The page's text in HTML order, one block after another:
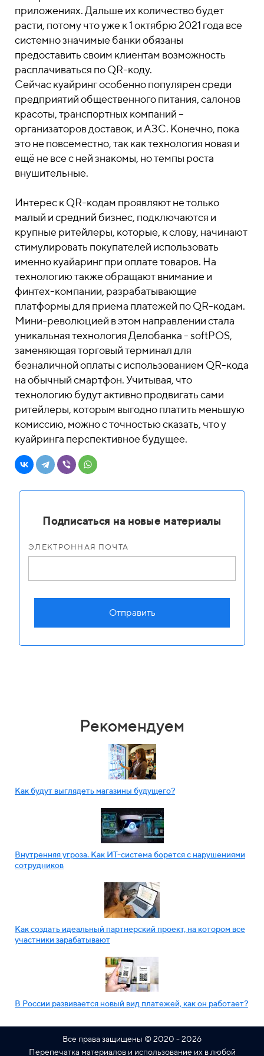
приложениях. Дальше их количество будет
расти, потому что уже к 1 октябрю 2021 года все
системно значимые банки обязаны
предоставить своим клиентам возможность
расплачиваться по QR-коду.
Сейчас куайринг особенно популярен среди
предприятий общественного питания, салонов
красоты, транспортных компаний –
организаторов доставок, и АЗС. Конечно, пока
это не повсеместно, так как технология новая и
ещё не все с ней знакомы, но темпы роста
внушительные.
Интерес к QR-кодам проявляют не только
малый и средний бизнес, подключаются и
крупные ритейлеры, которые, к слову, начинают
стимулировать покупателей использовать
именно куайаринг при оплате товаров. На
технологию также обращают внимание и
финтех-компании, разрабатывающие
платформы для приема платежей по QR-кодам.
Мини-революцией в этом направлении стала
уникальная технология Делобанка - softPOS,
заменяющая торговый терминал для
безналичной оплаты с использованием QR-кода
на обычный смартфон. Учитывая, что
технологию будут активно продвигать сами
ритейлеры, которым выгодно платить меньшую
комиссию, можно с точностью сказать, что у
куайринга перспективное будущее.
Подписаться на новые материалы
ЭЛЕКТРОННАЯ ПОЧТА
Отправить
Рекомендуем
Как будут выглядеть магазины будущего?
Внутренняя угроза. Как ИТ-система борется с нарушениями
сотрудников
Как создать идеальный партнерский проект, на котором все
участники зарабатывают
В России развивается новый вид платежей, как он работает?
Все права защищены © 2020 - 2026
Перепечатка материалов и использование их в любой